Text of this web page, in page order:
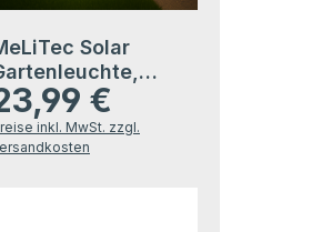
Solar
inkl.
Preis:€
inkl. MwSt. zzgl.